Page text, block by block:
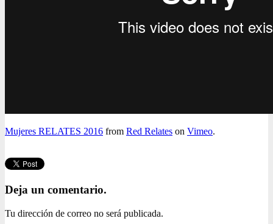
Mujeres RELATES 2016 from Red Relates on Vimeo.
Deja un comentario.
Tu dirección de correo no será publicada.